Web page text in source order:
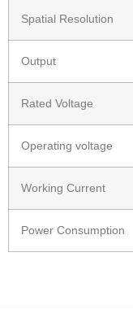
Spatial Resolution
Output
Rated Voltage
Operating voltage
Working Current
Power Consumption